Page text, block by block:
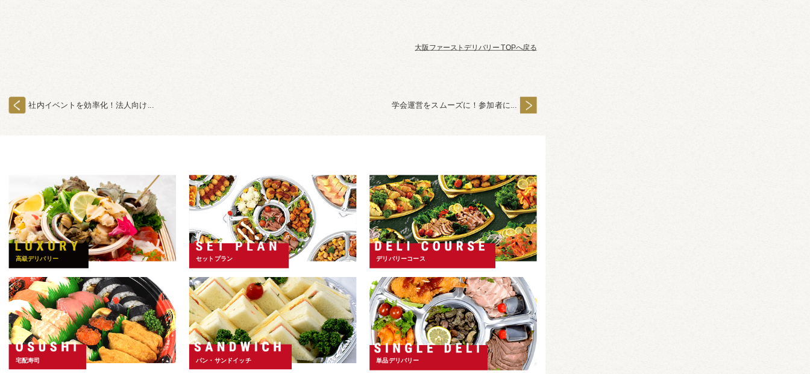
大阪ファーストデリバリー TOPへ戻る
社内イベントを効率化！法人向け... 学会運営をスムーズに！参加者に...
高級デリバリー セットプラン デリバリーコース
宅配寿司 パン・サンドイッチ 単品デリバリー